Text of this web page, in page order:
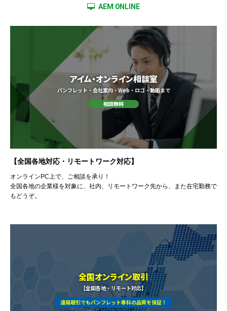
AEM ONLINE
アイム・オンライン相談室
パンフレット・会社案内・Web・ロゴ・動画まで
【全国各地対応・リモートワーク対応】
オンラインPC上で、ご相談を承り！
全国各地の企業様を対象に、社内、リモートワーク先から、また在宅勤務で
もどうぞ。
全国オンライン取引
【全国各地・リモート対応】
遠隔取引でもパンフレット専科の品質を保証！